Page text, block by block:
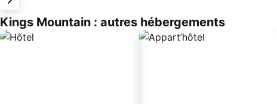
Kings Mountain : autres hébergements